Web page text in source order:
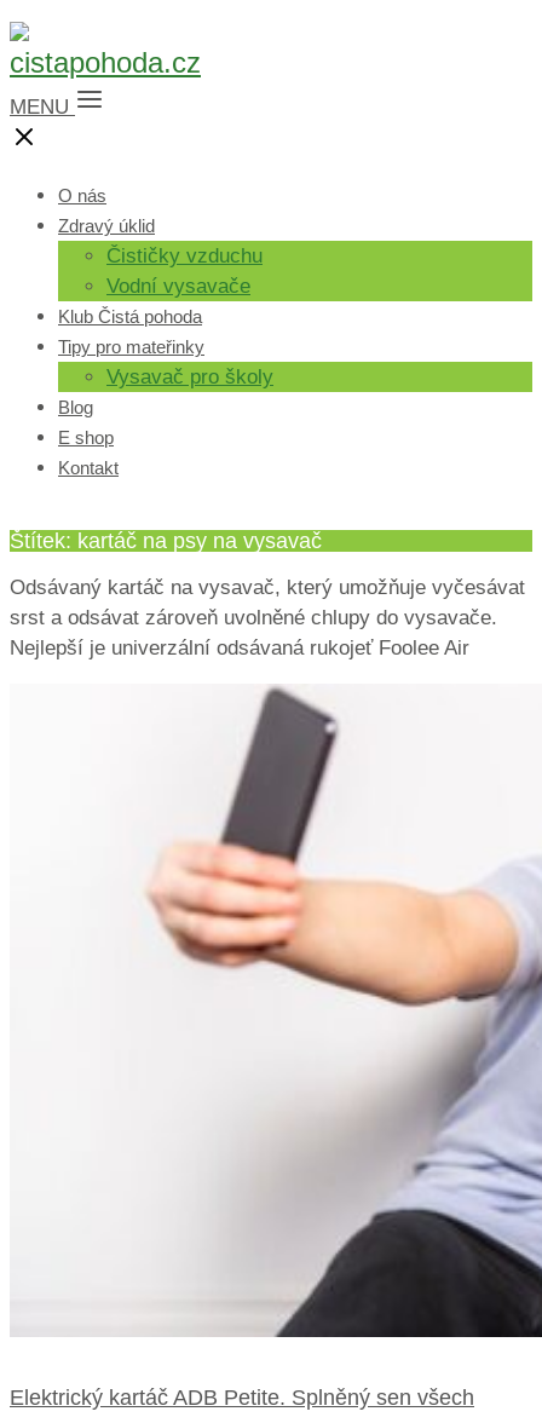
MENU
O nás
Zdravý úklid
Čističky vzduchu
Vodní vysavače
Klub Čistá pohoda
Tipy pro mateřinky
Vysavač pro školy
Blog
E shop
Kontakt
Štítek: kartáč na psy na vysavač
Odsávaný kartáč na vysavač, který umožňuje vyčesávat
srst a odsávat zároveň uvolněné chlupy do vysavače.
Nejlepší je univerzální odsávaná rukojeť Foolee Air
Elektrický kartáč ADB Petite. Splněný sen všech